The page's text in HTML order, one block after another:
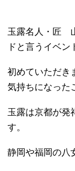
玉露名人・匠
ドと言うイベン
初めていただき
気持ちになった
玉露は京都が発
す。
静岡や福岡の八